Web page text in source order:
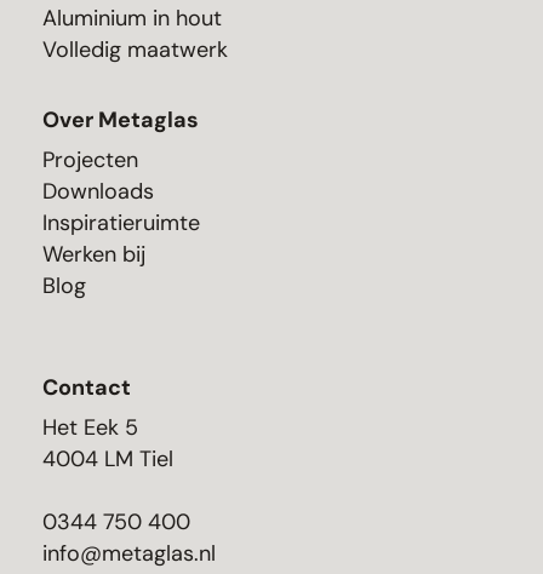
Aluminium in hout
Volledig maatwerk
Over Metaglas
Projecten
Downloads
Inspiratieruimte
Werken bij
Blog
Contact
Het Eek 5
4004 LM Tiel
0344 750 400
info@metaglas.nl